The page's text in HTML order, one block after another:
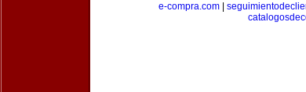
e-compra.com